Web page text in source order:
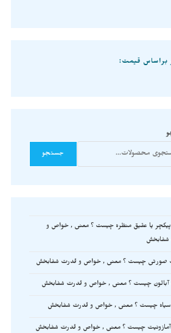
براساس قیمت:
جستجو
یا عقیق منظره چیست ؟ معنی , خواص و
شفابخش
صورتی چیست ؟ معنی , خواص و قدرت شفابخش
چیست ؟ معنی , خواص و قدرت شفابخش
سیاه چیست ؟ معنی , خواص و قدرت شفابخش
چیست ؟ معنی , خواص و قدرت شفابخش